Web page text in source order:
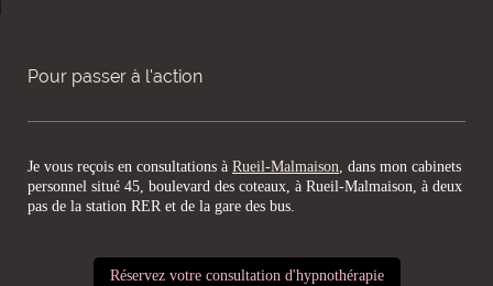
Pour passer à l'action
Je vous reçois en consultations à Rueil-Malmaison , dans mon cabinets
personnel situé 45, boulevard des coteaux, à Rueil-Malmaison, à deux
pas de la station RER et de la gare des bus.
Réservez votre consultation d'hypnothérapie